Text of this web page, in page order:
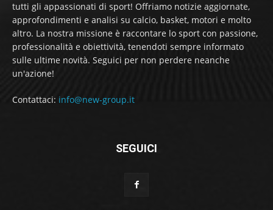
tutti gli appassionati di sport! Offriamo notizie aggiornate,
approfondimenti e analisi su calcio, basket, motori e molto
altro. La nostra missione è raccontare lo sport con passione,
professionalità e obiettività, tenendoti sempre informato
sulle ultime novità. Seguici per non perdere neanche
un'azione!
Contattaci: info@new-group.it
SEGUICI